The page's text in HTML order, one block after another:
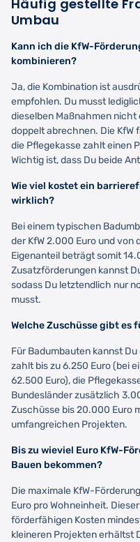
Häufig gestellte
Umbau
Kann ich die KfW-
kombinieren?
Ja, die Kombination ist
empfohlen. Du musst
dieselben Maßnahmen
doppelt abrechnen. Die KfW
die Pflegekasse zahlt einen
Wichtig ist, dass Du beide
Wie viel kostet ein
wirklich?
Bei einem typischen
der KfW 2.000 Euro und von
Eigenanteil beträgt somit
Zusatzförderungen kannst
sodass Du letztendlich nur
musst.
Welche Zuschüsse gibt es
Für Badumbauten kannst
zahlt bis zu 6.250 Euro (bei
62.500 Euro), die
Bundesländer zusätzlich
Zuschüsse bis 20.000 Euro
umfangreichen Projekten.
Bis zu wieviel Euro KfW-
Bauen bekommen?
Die maximale KfW-
Euro pro Wohneinheit.
förderfähigen Kosten
kleineren Projekten erhältst